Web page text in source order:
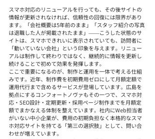
スマホ対応のリニューアルを行っても、その後サイトの
情報が更新されなければ、信頼性の回復には限界があり
ます。「会社概要は5年前のまま」「スタッフ紹介の写真
は退職した人が掲載されたまま」——こうした状態のサ
イトは、スマホできれいに表示されていても、訪問者に
「動いていない会社」という印象を与えます。リニュー
アルは制作して終わりではなく、継続的に情報を更新し
続けることで初めて効果を発揮します。
ここで重要になるのが、制作と運用を一体で考える仕組
みです。近年、制作費を初期費用ゼロにして月額定額で
運用代行まで含めるサービスが登場しています。広島を
拠点にするコンフォートノヴァもその一つで、スマホ対
応・SEO設計・定期更新・採用ページ制作までを月額定
額でまかなえる体制を整えています。社内にWeb担当者
がいない中小企業が、費用の初期負担なく本格的なスマ
ホ対応サイトを持てる「第三の選択肢」として、問い合
わせが増えています。